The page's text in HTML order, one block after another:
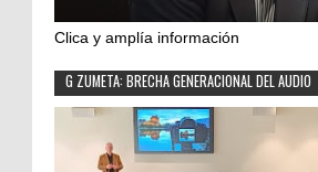
Clica y amplía información
G ZUMETA: BRECHA GENERACIONAL DEL AUDIO